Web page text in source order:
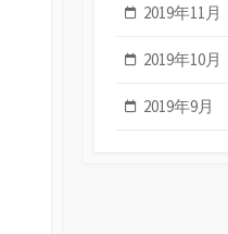
2019年11月
2019年10月
2019年9月